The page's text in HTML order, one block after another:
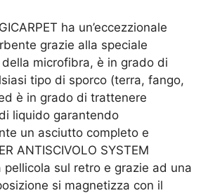
ha un’eccezzionale
grazie alla speciale
microfibra, è in grado di
tipo di sporco (terra, fango,
è in grado di trattenere
liquido garantendo
un asciutto completo e
ANTISCIVOLO SYSTEM
pellicola sul retro e grazie ad una
si magnetizza con il